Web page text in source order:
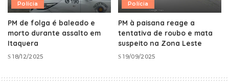
Polícia
PM de folga é baleado e
morto durante assalto em
Itaquera
18/12/2025
Polícia
PM à paisana reage a
tentativa de roubo e mata
suspeito na Zona Leste
19/09/2025